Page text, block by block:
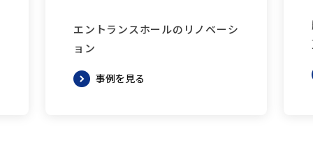
エントランスホールのリノベーシ
ョン
事例を見る